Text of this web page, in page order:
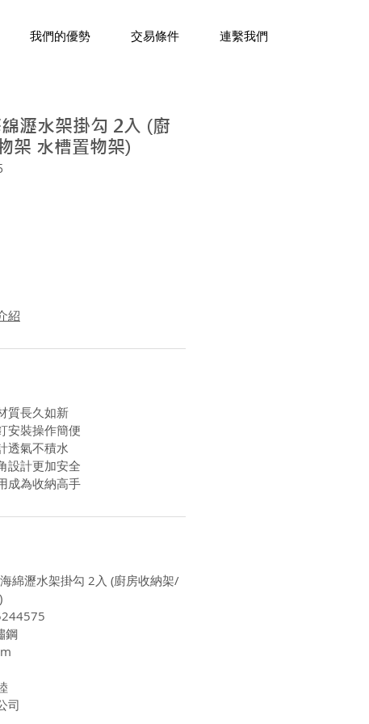
我們的優勢 交易條件 連繫我們
瀝水架掛勾 2入 (廚
架 水槽置物架)
紹
質長久如新
安裝操作簡便
透氣不積水
設計更加安全
成為收納高手
綿瀝水架掛勾 2入 (廚房收納架/
鋼
司